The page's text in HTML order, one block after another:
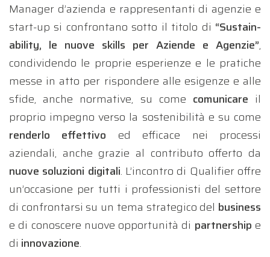
Manager d’azienda e rappresentanti di agenzie e
start-up si confrontano sotto il titolo di “Sustain-
ability, le nuove skills per Aziende e Agenzie”,
condividendo le proprie esperienze e le pratiche
messe in atto per rispondere alle esigenze e alle
sfide, anche normative, su come comunicare il
proprio impegno verso la sostenibilità e su come
renderlo effettivo ed efficace nei processi
aziendali, anche grazie al contributo offerto da
nuove soluzioni digitali. L’incontro di Qualifier offre
un’occasione per tutti i professionisti del settore
di confrontarsi su un tema strategico del business
e di conoscere nuove opportunità di partnership e
di innovazione.